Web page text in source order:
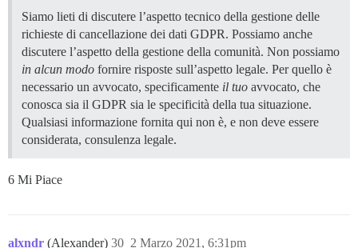
Siamo lieti di discutere l’aspetto tecnico della gestione delle
richieste di cancellazione dei dati GDPR. Possiamo anche
discutere l’aspetto della gestione della comunità. Non possiamo
in alcun modo fornire risposte sull’aspetto legale. Per quello è
necessario un avvocato, specificamente il tuo avvocato, che
conosca sia il GDPR sia le specificità della tua situazione.
Qualsiasi informazione fornita qui non è, e non deve essere
considerata, consulenza legale.
6 Mi Piace
alxndr (Alexander) 2 Marzo 2021, 6:31pm
30